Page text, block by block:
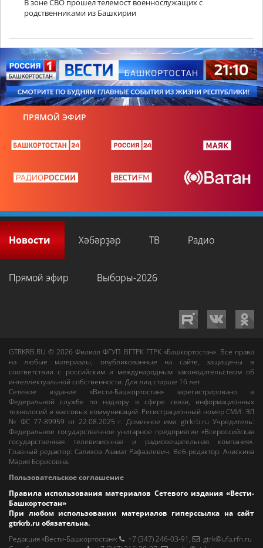
родственниками из Башкирии
ПРЯМОЙ ЭФИР
Новости Хәбәрҙәр ТВ Радио
Прямой эфир Выборы-2026
GTRKRB.RU © 2026Филиал ФГУП ВГТРК ГТРК «Башкортостан». Все права
на любые материалы, опубликованные на сайте, защищены в
соответствии с российским и международным законодательством об
интеллектуальной собственности. Для лиц старше 16 лет.
Сетевое издание «Вести-Башкортостан»зарегистрировано в
Федеральной службе по надзору в сфере связи, информационных
технологий и массовых коммуникаций. Регистрационный номер СМИ: ЭЛ
№ ФС 77-89959 от 22.08.2025 г. Доменное имя:gtrkrb.ru Учредитель:
Федеральное государственное унитарное предприятие «Всероссийская
государственная телевизионная и радиовещательная компания».
Главный редактор:Салихов Азамат Рафаэлевич. Веб-редактор:Анискина
Мария Борисовна.
Пользовательское соглашение
Правила использования материалов Сетевого издания «Вести-
Башкортостан»
При любом использовании материалов гиперссылка на сайт
gtrkrb.ru обязательна.
Редакция «Вести-Башкортостан»: +7 (347) 246-03-91 ,
gtrk@ufa.rfn.ru